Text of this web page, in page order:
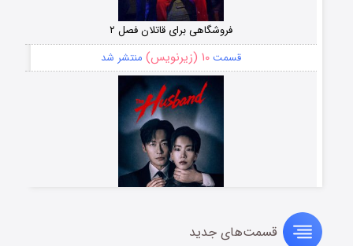
فروشگاهی برای قاتلان فصل ۲
قسمت۱۰ (زیرنویس) منتشر شد
قسمت‌های جدید